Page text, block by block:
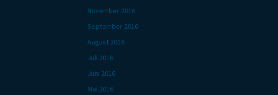
November 2016
September 2016
August 2016
Juli 2016
Juni 2016
Mai 2016